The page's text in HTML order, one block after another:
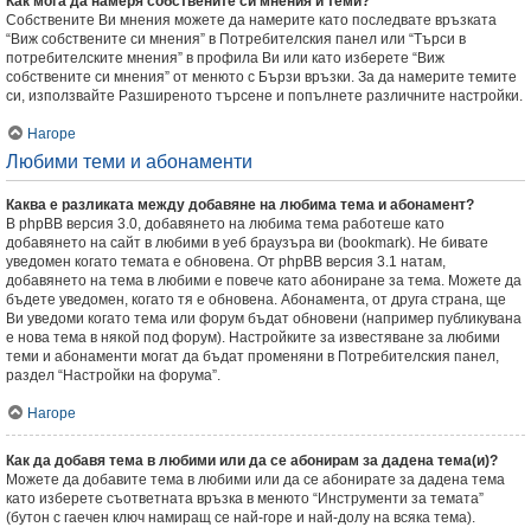
Собствените Ви мнения можете да намерите като последвате връзката
“Виж собствените си мнения” в Потребителския панел или “Търси в
потребителските мнения” в профила Ви или като изберете “Виж
собствените си мнения” от менюто с Бързи връзки. За да намерите темите
си, използвайте Разширеното търсене и попълнете различните настройки.
Нагоре
Любими теми и абонаменти
Каква е разликата между добавяне на любима тема и абонамент?
В phpBB версия 3.0, добавянето на любима тема работеше като
добавянето на сайт в любими в уеб браузъра ви (bookmark). Не бивате
уведомен когато темата е обновена. От phpBB версия 3.1 натам,
добавянето на тема в любими е повече като абониране за тема. Можете да
бъдете уведомен, когато тя е обновена. Абонамента, от друга страна, ще
Ви уведоми когато тема или форум бъдат обновени (например публикувана
е нова тема в някой под форум). Настройките за известяване за любими
теми и абонаменти могат да бъдат променяни в Потребителския панел,
раздел “Настройки на форума”.
Нагоре
Как да добавя тема в любими или да се абонирам за дадена тема(и)?
Можете да добавите тема в любими или да се абонирате за дадена тема
като изберете съответната връзка в менюто “Инструменти за темата”
(бутон с гаечен ключ намиращ се най-горе и най-долу на всяка тема).